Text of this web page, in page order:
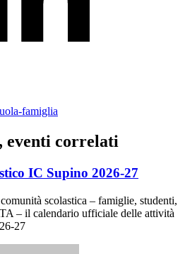
famiglia
eventi correlati
IC Supino 2026-27
scolastica – famiglie, studenti,
– il calendario ufficiale delle attività
27